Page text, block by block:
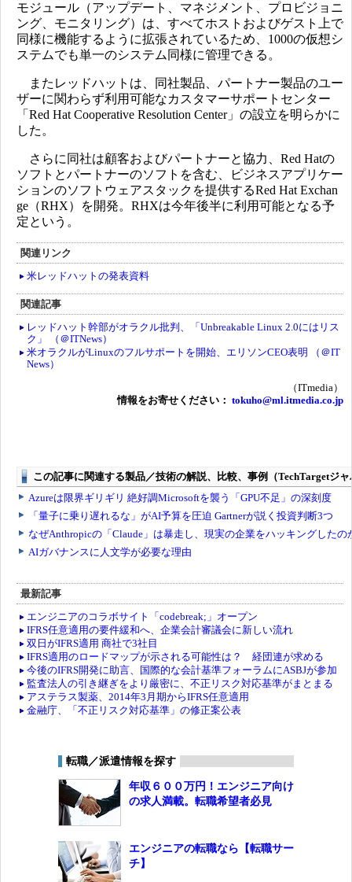
モジュール（アップデート、マネジメント、プロビジョニ
ング、モニタリング）は、すべてホストおよびゲスト上で
同様に機能するように拡張されているため、1000の仮想シ
ステムでも単一のシステム同様に管理できる。
またレッドハットは、同社製品、パートナー製品のユー
ザーに関わらず利用可能なカスタマーサポートセンター
「Red Hat Cooperative Resolution Center」の設立を明らかに
した。
さらに同社は顧客およびパートナーと協力、Red Hatの
ソフトとパートナーのソフトを含む、ビジネスアプリケー
ションのソフトウェアスタックを提供するRed Hat Exchan
ge（RHX）を開発。RHXは今年後半に利用可能となる予
定という。
関連リンク
米レッドハットの発表資料
関連記事
レッドハット幹部がオラクル批判、「Unbreakable Linux 2.0にはリス
ク」 （＠ITNews）
米オラクルがLinuxのフルサポートを開始、エリソンCEO表明 （＠IT
News）
（ITmedia）
情報をお寄せください： tokuho@ml.itmedia.co.jp
最新記事
エンジニアのコラボサイト「codebreak;」オープン
IFRS任意適用の要件緩和へ、企業会計審議会に新しい流れ
双日がIFRS適用 商社で3社目
IFRS適用のロードマップが示される可能性は？ 経団連が求める
今後のIFRS開発に助言、国際的な会計基準フォーラムにASBJが参加
監査法人の引き継ぎをより厳密に、不正リスク対応基準がまとまる
アステラス製薬、2014年3月期からIFRS任意適用
金融庁、「不正リスク対応基準」の修正案公表
転職／派遣情報を探す
年収６００万円！エンジニア向け
の求人満載。転職希望者必見
エンジニアの転職なら【転職サー
チ】